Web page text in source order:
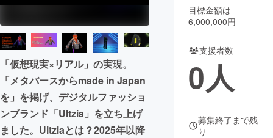
ビジネス・起業 チャレンジ
まちづくり・地域活性化
CAMPFIRE for Social Good
CAMPFIRE Creation
CAMPFIREふるさと納税machi-ya
「仮想現実×リアル」の実現。
「メタバースからmade in Japan
を」を掲げ、デジタルファッショ
ンブランド「Ultzia」を立ち上げ
ました。Ultziaとは？2025年以降
目標金額は
6,000,000円
支援者数
0人
募集終了まで残
り